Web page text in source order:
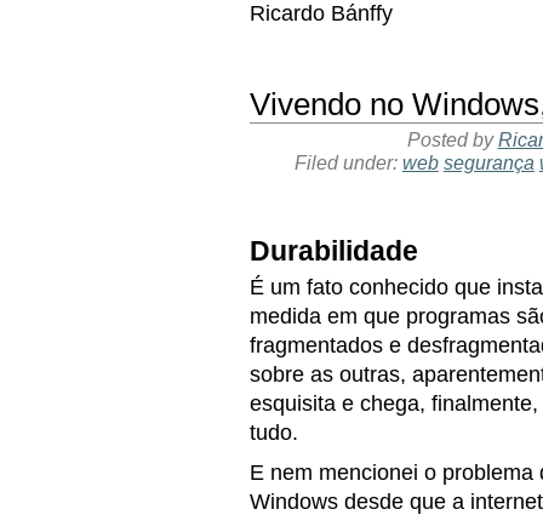
Ricardo Bánffy
Vivendo no
Posted by
Filed under: web segurança
Durabilidade
É um fato conhecido que
medida em que programas
fragmentados e
sobre as outras,
esquisita e chega,
tudo.
E nem mencionei o
Windows desde que a